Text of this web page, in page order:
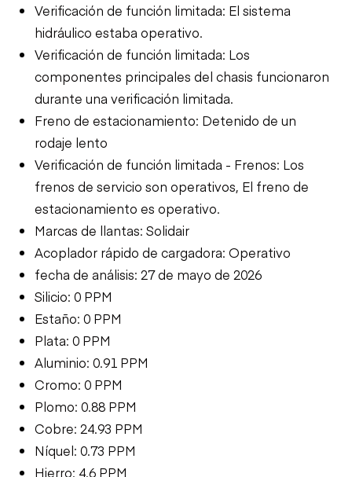
Verificación de función limitada: El sistema
hidráulico estaba operativo.
Verificación de función limitada: Los
componentes principales del chasis funcionaron
durante una verificación limitada.
Freno de estacionamiento: Detenido de un
rodaje lento
Verificación de función limitada - Frenos: Los
frenos de servicio son operativos, El freno de
estacionamiento es operativo.
Marcas de llantas: Solidair
Acoplador rápido de cargadora: Operativo
fecha de análisis: 27 de mayo de 2026
Silicio: 0 PPM
Estaño: 0 PPM
Plata: 0 PPM
Aluminio: 0.91 PPM
Cromo: 0 PPM
Plomo: 0.88 PPM
Cobre: 24.93 PPM
Níquel: 0.73 PPM
Hierro: 4.6 PPM